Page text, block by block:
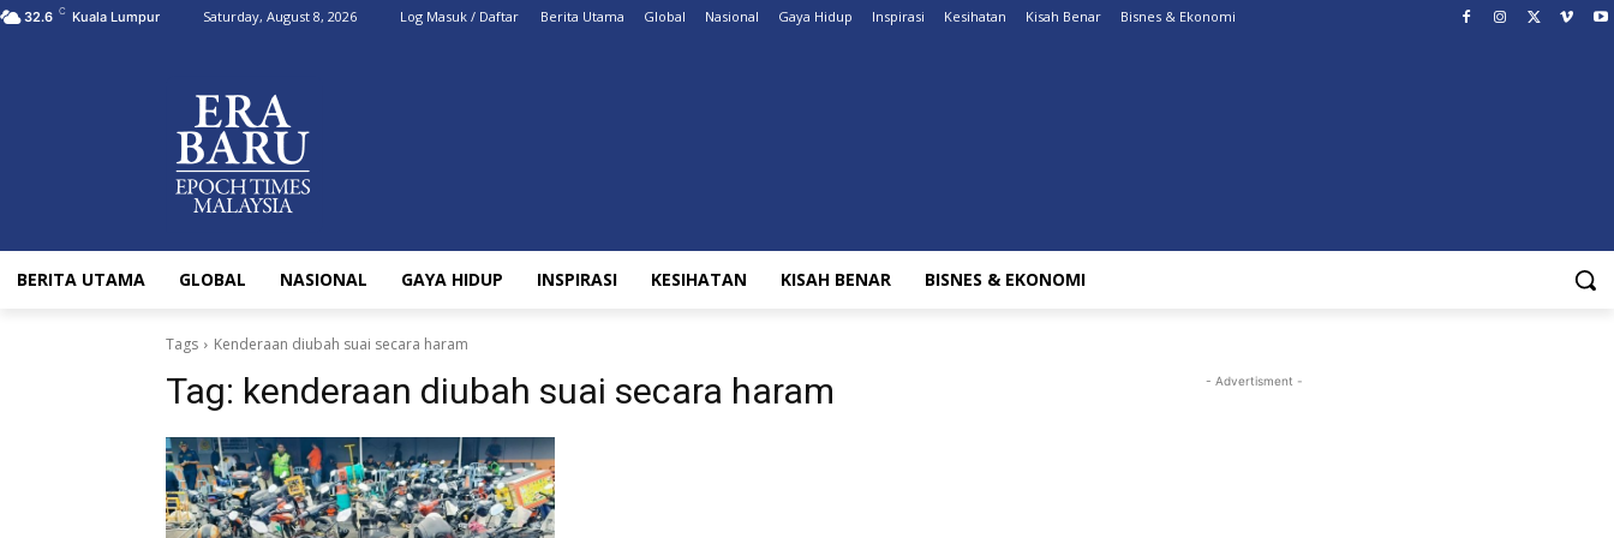
32.6 C Kuala Lumpur Saturday, August 8, 2026 Log Masuk / Daftar Berita Utama Global Nasional Gaya Hidup Inspirasi Kesihatan Kisah Benar Bisnes & Ekonomi
BERITA UTAMA GLOBAL NASIONAL GAYA HIDUP INSPIRASI KESIHATAN KISAH BENAR BISNES & EKONOMI
Tags Kenderaan diubah suai secara haram
Tag: kenderaan diubah suai secara haram - Advertisment -